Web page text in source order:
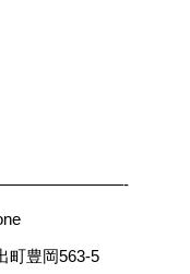
町豊岡563-5